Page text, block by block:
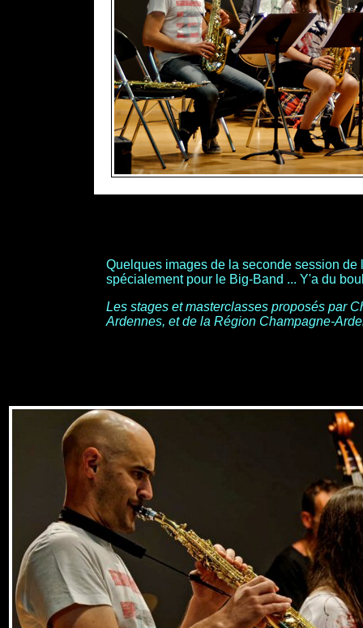
Quelques images de la seconde session
spécialement pour le Big-Band ... Y'a du
Les stages et masterclasses proposés par
Ardennes, et de la Région Champagne-